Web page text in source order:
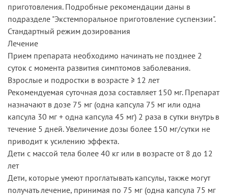
приготовления. Подробные рекомендации даны в
подразделе "Экстемпоральное приготовление суспензии".
Стандартный режим дозирования
Лечение
Прием препарата необходимо начинать не позднее 2
суток с момента развития симптомов заболевания.
Взрослые и подростки в возрасте ≥ 12 лет
Рекомендуемая суточная доза составляет 150 мг. Препарат
назначают в дозе 75 мг (одна капсула 75 мг или одна
капсула 30 мг + одна капсула 45 мг) 2 раза в сутки внутрь в
течение 5 дней. Увеличение дозы более 150 мг/сутки не
приводит к усилению эффекта.
Дети с массой тела более 40 кг или в возрасте от 8 до 12
лет
Дети, которые умеют проглатывать капсулы, также могут
получать лечение, принимая по 75 мг (одна капсула 75 мг